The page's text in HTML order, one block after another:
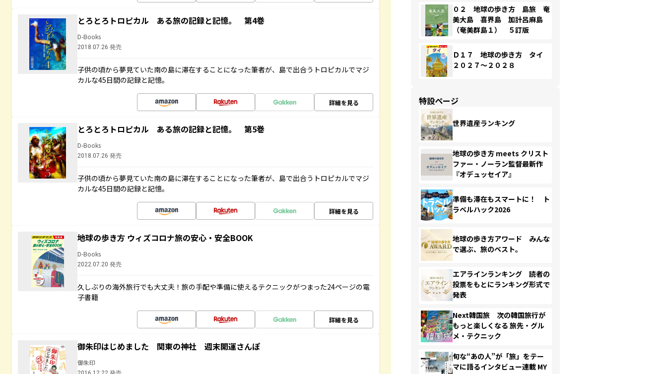
とろとろトロピカル ある旅の記録と記憶。 第4巻
D-Books
2018.07.26 発売
子供の頃から夢見ていた南の島に滞在することになった筆者が、島で出合うトロピカルでマジ
カルな45日間の記録と記憶。
詳細を見る
とろとろトロピカル ある旅の記録と記憶。 第5巻
D-Books
2018.07.26 発売
子供の頃から夢見ていた南の島に滞在することになった筆者が、島で出合うトロピカルでマジ
カルな45日間の記録と記憶。
詳細を見る
地球の歩き方 ウィズコロナ旅の安心・安全BOOK
D-Books
2022.07.20 発売
久しぶりの海外旅行でも大丈夫！旅の手配や準備に使えるテクニックがつまった24ページの電
子書籍
詳細を見る
御朱印はじめました 関東の神社 週末開運さんぽ
御朱印
０２ 地球の歩き方 島旅 奄
美大島 喜界島 加計呂麻島
（奄美群島１） ５訂版
Ｄ１７ 地球の歩き方 タイ
２０２７～２０２８
特設ページ
世界遺産ランキング
地球の歩き方 meets クリスト
ファー・ノーラン監督最新作
『オデュッセイア』
準備も滞在もスマートに！ ト
ラベルハック2026
地球の歩き方アワード みんな
で選ぶ、旅のベスト。
エアラインランキング 読者の
投票をもとにランキング形式で
発表
Next韓国旅 次の韓国旅行が
もっと楽しくなる 旅先・グル
メ・テクニック
旬な“あの人”が「旅」をテー
マに語るインタビュー連載 MY